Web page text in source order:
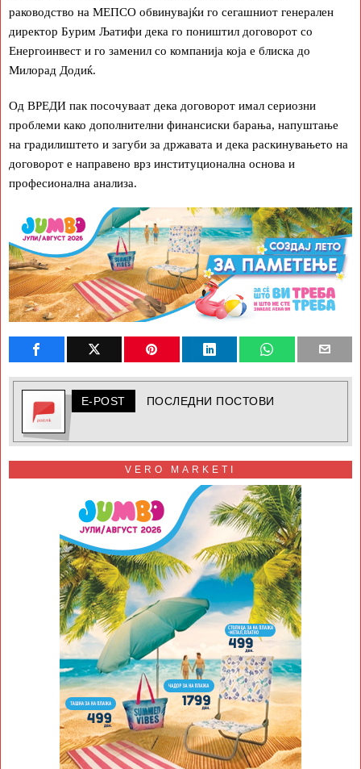
раководство на МЕПСО обвинувајќи го сегашниот генерален
директор Бурим Љатифи дека го поништил договорот со
Енергоинвест и го заменил со компанија која е блиска до
Милорад Додиќ.
Од ВРЕДИ пак посочуваат дека договорот имал сериозни
проблеми како дополнителни финансиски барања, напуштање
на градилиштето и загуби за државата и дека раскинувањето на
договорот е направено врз институционална основа и
професионална анализа.
E-POST ПОСЛЕДНИ ПОСТОВИ
VERO MARKETI